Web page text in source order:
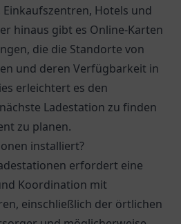
Hotels und
hinaus gibt es Online-Karten
die die Standorte von
und deren Verfügbarkeit in
erleichtert es den
Ladestation zu finden
zu planen.
installiert?
erfordert eine
Koordination mit
einschließlich der örtlichen